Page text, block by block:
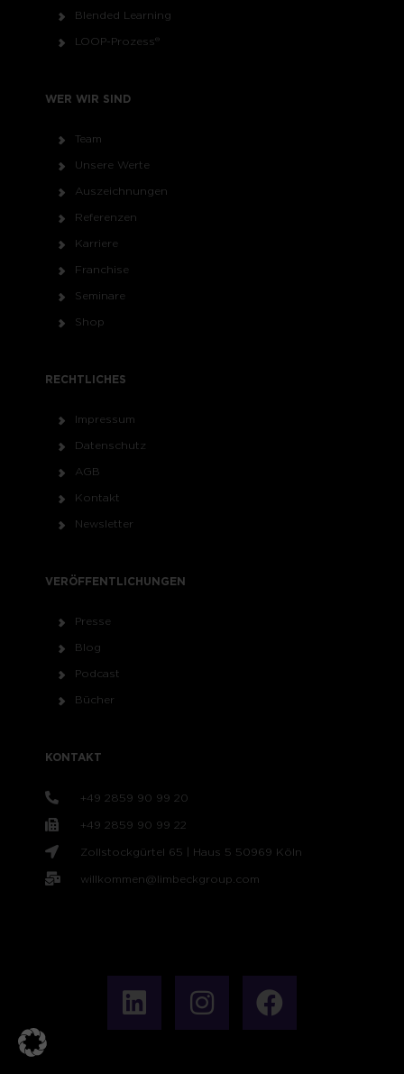
Blended Learning
LOOP-Prozess®
WER WIR SIND
Team
Unsere Werte
Auszeichnungen
Referenzen
Karriere
Franchise
Seminare
Shop
RECHTLICHES
Impressum
Datenschutz
AGB
Kontakt
Newsletter
VERÖFFENTLICHUNGEN
Presse
Blog
Podcast
Bücher
KONTAKT
+49 2859 90 99 20
+49 2859 90 99 22
Zollstockgürtel 65 | Haus 5 50969 Köln
willkommen@limbeckgroup.com